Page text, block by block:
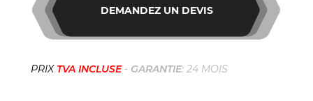
DEMANDEZ UN DEVIS
PRIX TVA INCLUSE - GARANTIE: 24 MOIS